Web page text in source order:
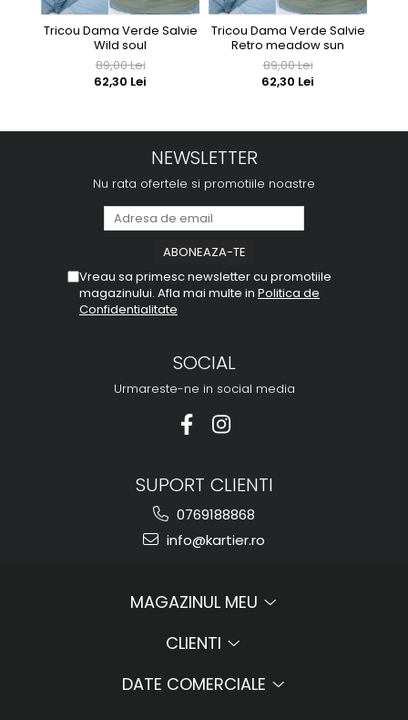
Tricou Dama Verde Salvie
Wild soul
89,00 Lei
62,30 Lei
Tricou Dama Verde Salvie
Retro meadow sun
89,00 Lei
62,30 Lei
NEWSLETTER
Nu rata ofertele si promotiile noastre
Vreau sa primesc newsletter cu promotiile
magazinului. Afla mai multe in Politica de
Confidentialitate
SOCIAL
Urmareste-ne in social media
SUPORT CLIENTI
0769188868
info@kartier.ro
MAGAZINUL MEU
CLIENTI
DATE COMERCIALE